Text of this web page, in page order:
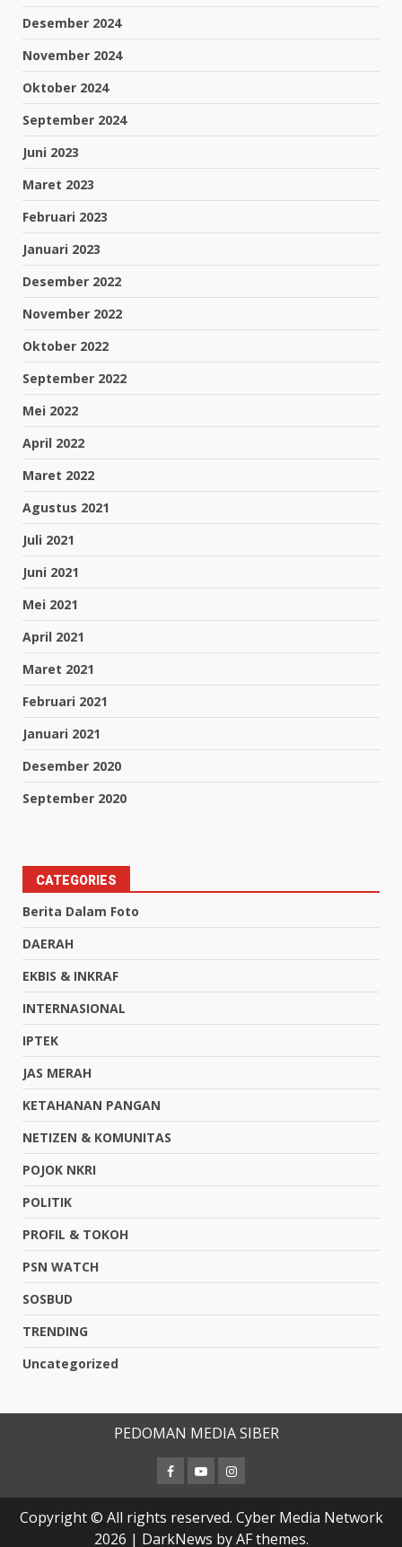
Desember 2024
November 2024
Oktober 2024
September 2024
Juni 2023
Maret 2023
Februari 2023
Januari 2023
Desember 2022
November 2022
Oktober 2022
September 2022
Mei 2022
April 2022
Maret 2022
Agustus 2021
Juli 2021
Juni 2021
Mei 2021
April 2021
Maret 2021
Februari 2021
Januari 2021
Desember 2020
September 2020
CATEGORIES
Berita Dalam Foto
DAERAH
EKBIS & INKRAF
INTERNASIONAL
IPTEK
JAS MERAH
KETAHANAN PANGAN
NETIZEN & KOMUNITAS
POJOK NKRI
POLITIK
PROFIL & TOKOH
PSN WATCH
SOSBUD
TRENDING
Uncategorized
PEDOMAN MEDIA SIBER
Copyright © All rights reserved. Cyber Media Network
2026 | DarkNews by AF themes.